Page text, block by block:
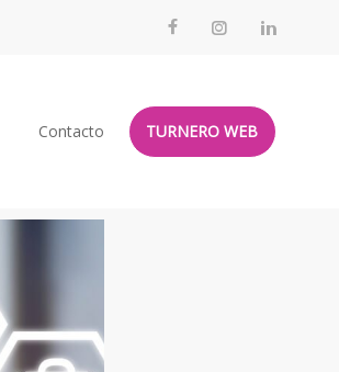
Contacto TURNERO WEB